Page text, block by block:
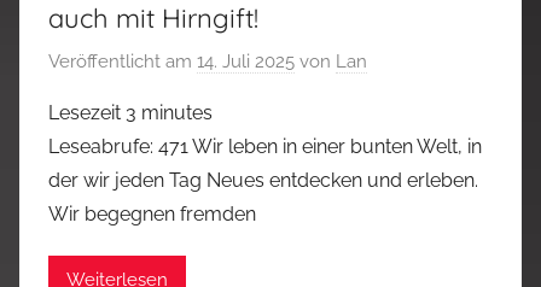
auch mit Hirngift!
Veröffentlicht am 14. Juli 2025 von Lan
Lesezeit 3 minutes
Leseabrufe: 471 Wir leben in einer bunten Welt, in
der wir jeden Tag Neues entdecken und erleben.
Wir begegnen fremden
Weiterlesen